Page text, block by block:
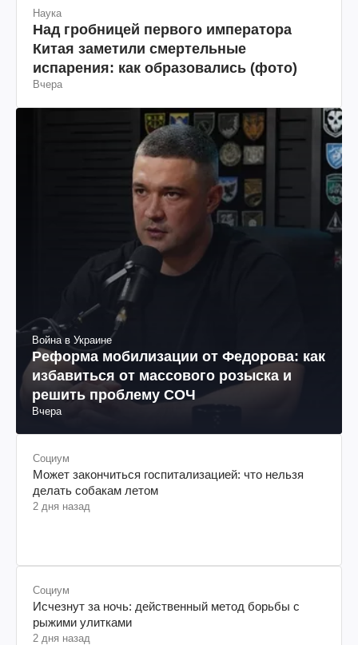
Наука
Над гробницей первого императора
Китая заметили смертельные
испарения: как образовались (фото)
Вчера
Война в Украине
Реформа мобилизации от Федорова: как
избавиться от массового розыска и
решить проблему СОЧ
Вчера
Социум
Может закончиться госпитализацией: что нельзя
делать собакам летом
2 дня назад
Социум
Исчезнут за ночь: действенный метод борьбы с
рыжими улитками
2 дня назад